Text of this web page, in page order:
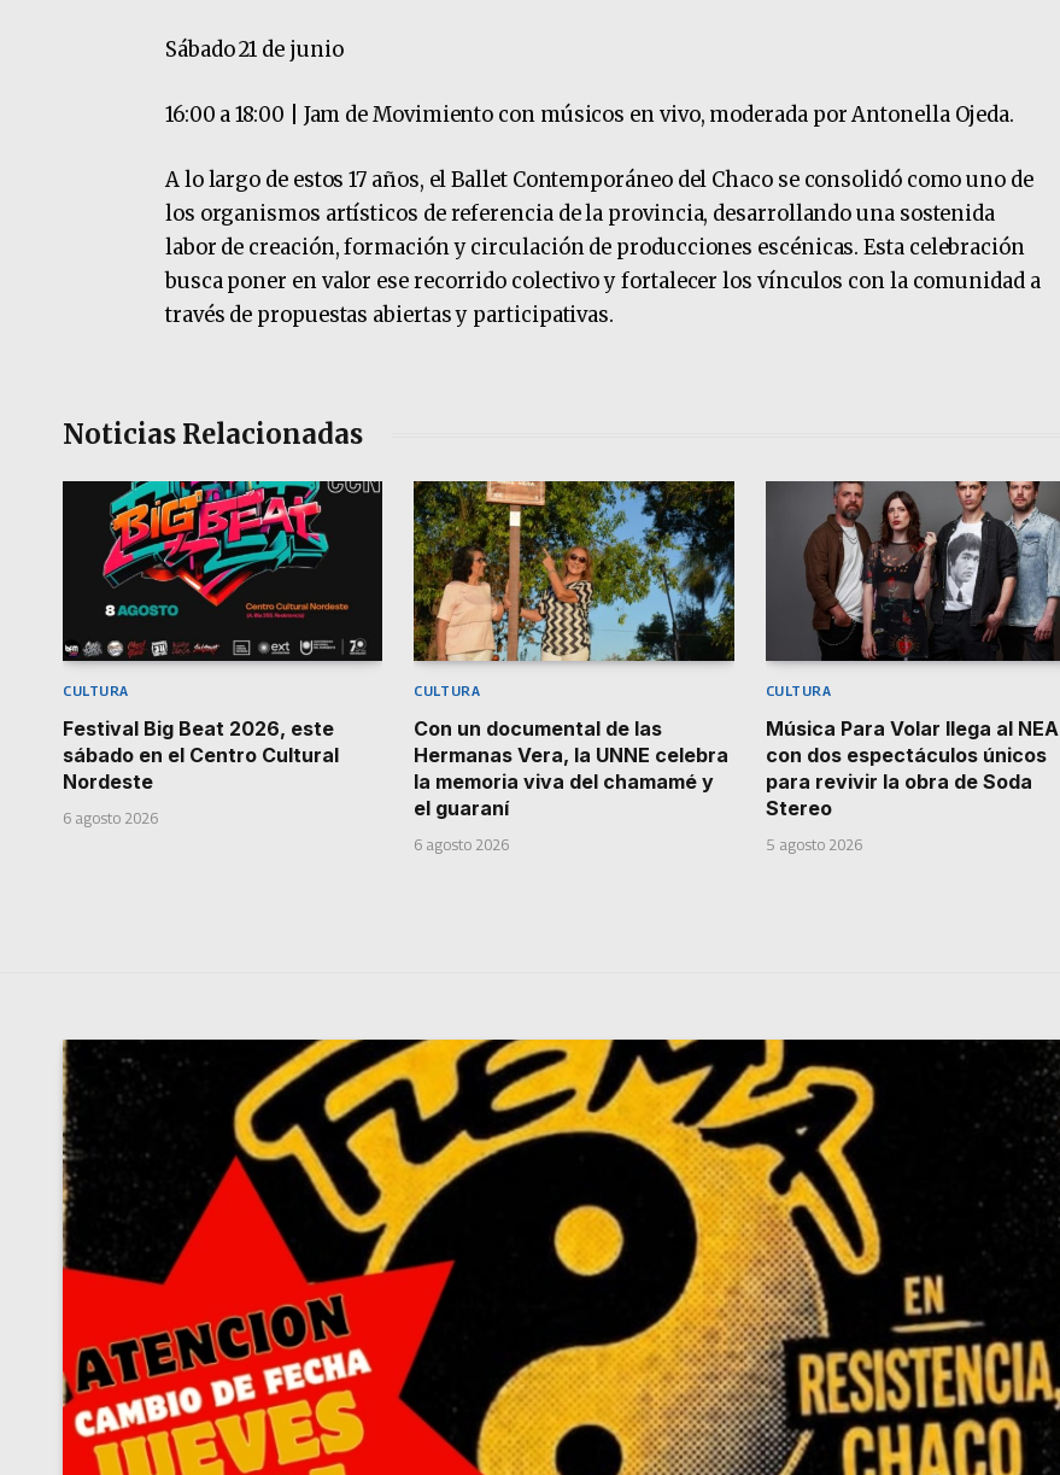
Sábado 21 de junio
16:00 a 18:00 | Jam de Movimiento con músicos en vivo, moderada por Antonella Ojeda.
A lo largo de estos 17 años, el Ballet Contemporáneo del Chaco se consolidó como uno de
los organismos artísticos de referencia de la provincia, desarrollando una sostenida
labor de creación, formación y circulación de producciones escénicas. Esta celebración
busca poner en valor ese recorrido colectivo y fortalecer los vínculos con la comunidad a
través de propuestas abiertas y participativas.
Noticias Relacionadas
CULTURA
Festival Big Beat 2026, este
sábado en el Centro Cultural
Nordeste
6 agosto 2026
CULTURA
Con un documental de las
Hermanas Vera, la UNNE celebra
la memoria viva del chamamé y
el guaraní
6 agosto 2026
CULTURA
Música Para Volar llega al NEA
con dos espectáculos únicos
para revivir la obra de Soda
Stereo
5 agosto 2026